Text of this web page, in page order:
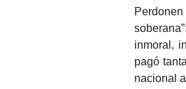
inmoral,
pagó
nacional